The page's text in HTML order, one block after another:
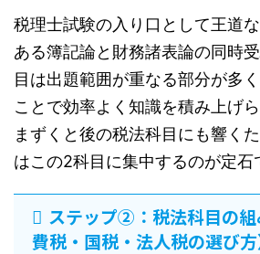
税理士試験の入り口として王道
ある簿記論と財務諸表論の同時
目は出題範囲が重なる部分が多
ことで効率よく知識を積み上げ
まずくと後の税法科目にも響く
はこの2科目に集中するのが定石
ステップ②：税法科目の
費税・国税・法人税の選び方